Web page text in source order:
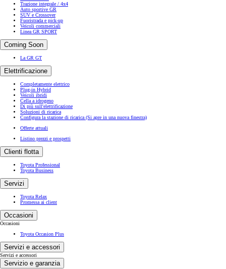
Trazione integrale / 4x4
Auto sportive GR
SUV e Crossover
Fuoristrada e pick-up
Veicoli commerciali
Linea GR SPORT
Coming Soon
La GR GT
Elettrificazione
Completamente elettrico
Plug-in Hybrid
Veicoli ibridi
Cella a idrogeno
Di più sull'elettrificazione
Soluzioni di ricarica
Configura la stazione di ricarica (Si apre in una nuova finestra)
Offerte attuali
Listino prezzi e prospetti
Clienti flotta
Toyota Professional
Toyota Business
Servizi
Toyota Relax
Promessa ai client
Occasioni
Occasioni
Toyota Occasion Plus
Servizi e accessori
Servizi e accessori
Servizio e garanzia